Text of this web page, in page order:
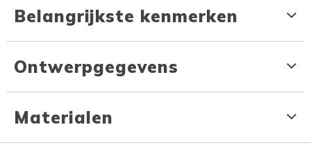
Belangrijkste kenmerken
Ontwerpgegevens
Materialen